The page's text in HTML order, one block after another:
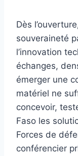
Dès
souveraineté
l’innovation
échanges,
émerger une
matériel ne
concevoir,
Faso les
Forces de
conférencier